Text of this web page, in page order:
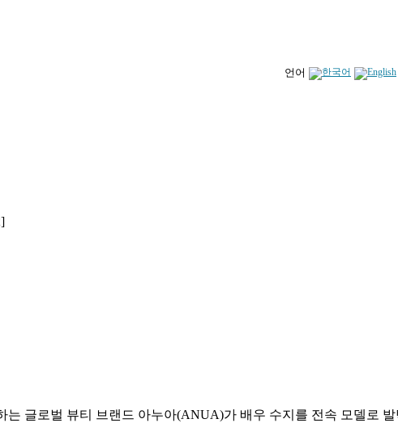
언어
글로벌 뷰티 브랜드 아누아(ANUA)가 배우 수지를 전속 모델로